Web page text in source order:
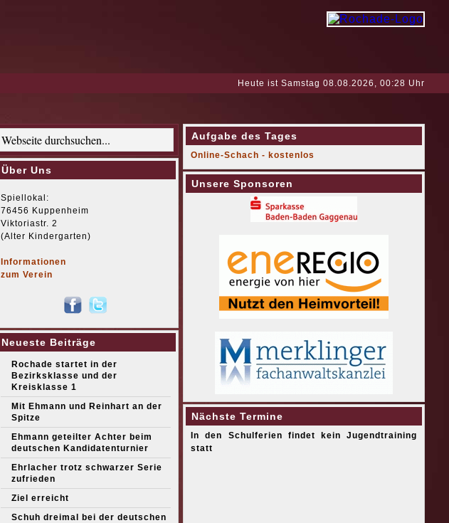
Heute ist Samstag 08.08.2026, 00:28 Uhr
Über Uns
Spiellokal:
76456 Kuppenheim
Viktoriastr. 2
(Alter Kindergarten)
Informationen
zum Verein
Neueste Beiträge
Rochade startet in der
Bezirksklasse und der
Kreisklasse 1
Mit Ehmann und Reinhart an der
Spitze
Ehmann geteilter Achter beim
deutschen Kandidatenturnier
Ehrlacher trotz schwarzer Serie
zufrieden
Ziel erreicht
Schuh dreimal bei der deutschen
Aufgabe des Tages
Online-Schach - kostenlos
Unsere Sponsoren
Nächste Termine
In den Schulferien findet kein Jugendtraining
statt